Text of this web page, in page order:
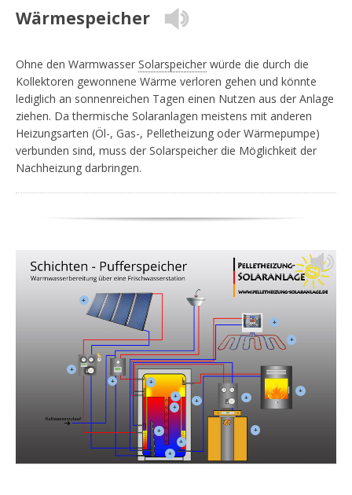
Wärmespeicher
Ohne den Warmwasser Solarspeicher würde die durch die
Kollektoren gewonnene Wärme verloren gehen und könnte
lediglich an sonnenreichen Tagen einen Nutzen aus der Anlage
ziehen. Da thermische Solaranlagen meistens mit anderen
Heizungsarten (Öl-, Gas-, Pelletheizung oder Wärmepumpe)
verbunden sind, muss der Solarspeicher die Möglichkeit der
Nachheizung darbringen.
+
+
+
+
+
+
+
+
+
+
+
+
+
+
+